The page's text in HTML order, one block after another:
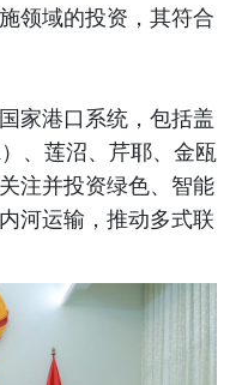
领域的投资，其符合
家港口系统，包括盖
、莲沼、芹耶、金瓯
注并投资绿色、智能
河运输，推动多式联